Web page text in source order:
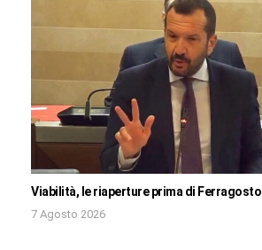
Viabilità, le riaperture prima di Ferragosto
7 Agosto 2026